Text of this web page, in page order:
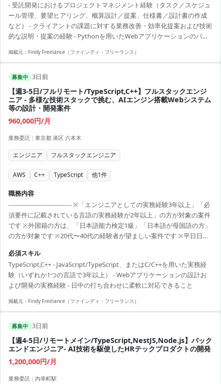
---- - AI・エージェント技術を活用した業務変革プロジェクトの推進 - ク
ライアント企業へのヒアリングおよび要件定義、業務フローの整...
- 受託開発におけるプロジェクトマネジメント経験（タスク／スケジュ
ール管理、要望ヒアリング、概算設計／提案、仕様書／設計書の作成
など） - クライアントの課題に対する業務改善・効率化提案および技術
的な説明・提案の経験 - Pythonを用いたWebアプリケーションのバッ
ングのご経験 - クラウド環境におけるインフラ構築・運用経験
掲載元： Findy Freelance（ファインディ・フリーランス）
募集中 3日前
【週3-5日/フルリモート/TypeScript,C++】フルスタックエンジ
ニア - 多様な技術スタックで挑む、AIエンジン搭載Webシステム
等の設計・開発案件
960,000円/月
業務委託 | 東京都 港区 六本木
エンジニア フルスタックエンジニア
AWS C++ TypeScript 他1件
職務内容
-------------------------------- ※「エンジニアとしての実務経験3年以上」「必
須要件に記載されている言語の実務経験が2年以上」の方が対象の案件
です ※外国籍の方は、「日本語能力検定1級」「日本語が母国語の方」
の方が対象です ※20代〜40代の経験者が望ましい案件です ※平日日中
いる方は、直接ご連絡いただいた方がスムーズです ----------------------------
---- - クライアント向けWebシステムや新規プロダクトの基本設計・詳
細設計 - 案件に応じた最適な技術選定 - フロントエンドからバッ...
必須スキル
TypeScript,C++ - JavaScript/TypeScript、またはC/C++を用いた実務経
験（いずれか1つの言語で3年以上） - Webアプリケーションの設計お
よび開発の実務経験 - 日中の打ち合わせに柔軟に対応できること
掲載元： Findy Freelance（ファインディ・フリーランス）
募集中 3日前
【週4-5日/リモートメイン/TypeScript,NestJS,Node.js】バック
エンドエンジニア- AI技術を駆使したHRテックプロダクトの開発
1,200,000円/月
業務委託 | 内幸町駅